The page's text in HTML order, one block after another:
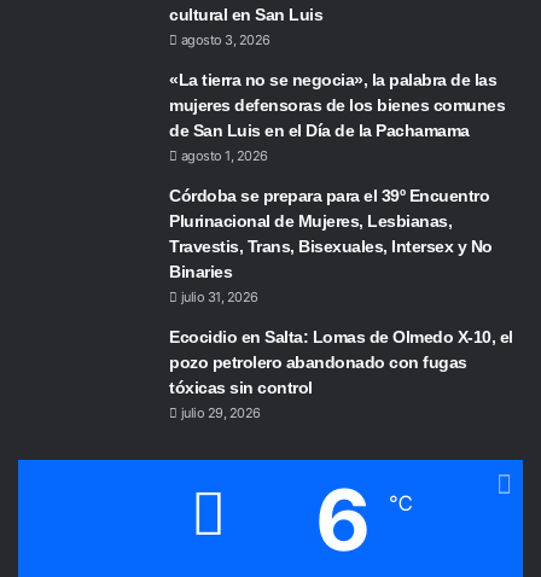
cultural en San Luis
agosto 3, 2026
«La tierra no se negocia», la palabra de las
mujeres defensoras de los bienes comunes
de San Luis en el Día de la Pachamama
agosto 1, 2026
Córdoba se prepara para el 39º Encuentro
Plurinacional de Mujeres, Lesbianas,
Travestis, Trans, Bisexuales, Intersex y No
Binaries
julio 31, 2026
Ecocidio en Salta: Lomas de Olmedo X-10, el
pozo petrolero abandonado con fugas
tóxicas sin control
julio 29, 2026
6 ℃